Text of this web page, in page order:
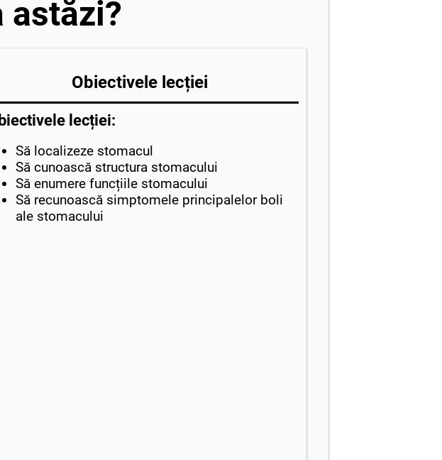
astăzi?
Obiectivele lecției
lecției:
Să localizeze stomacul
Să cunoască structura stomacului
Să enumere funcțiile stomacului
Să recunoască simptomele principalelor boli
ale stomacului